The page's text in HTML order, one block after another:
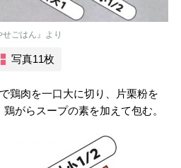
せごはん』より
写真11枚
鶏肉を一口大に切り、片栗粉を
がらスープの素を加えて包む。